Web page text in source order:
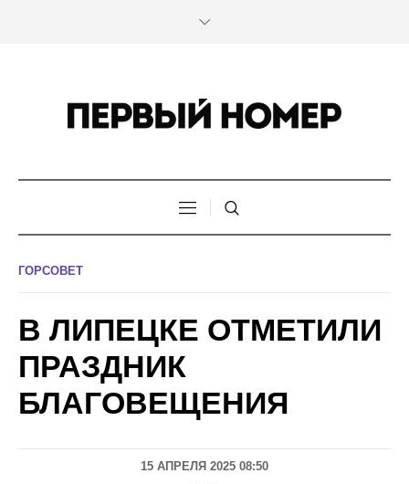
ГОРСОВЕТ
В ЛИПЕЦКЕ ОТМЕТИЛИ
ПРАЗДНИК
БЛАГОВЕЩЕНИЯ
15 АПРЕЛЯ 2025 08:50